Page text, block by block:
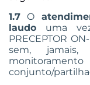
1.7 O
laudo uma
PRECEPTOR
sem,
conjunto/